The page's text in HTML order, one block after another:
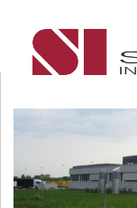
Leistungsprofil
Team
Über uns
Kontakt
Impressum